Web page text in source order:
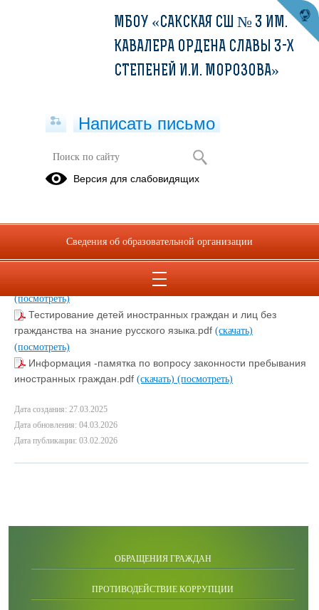
Памятки по приему в школу
иностранных граждан и лиц без
гражданства изменятся правила приема в школы.pdf
(посмотреть)
Тестирование детей иностранных граждан и лиц без
гражданства на знание русского языка.pdf (скачать)
(посмотреть)
Информация -памятка по вопросу законности пребывания
иностранных граждан.pdf (скачать) (посмотреть)
Дата создания: 27.03.2025
Дата обновления: 04.03.2026
Дата публикации: 03.02.2026
ОБРАЩЕНИЯ ГРАЖДАН
ПРОТИВОДЕЙСТВИЕ КОРРУПЦИИ
МБОУ «САКСКАЯ СШ № 3 ИМ.
КАВАЛЕРА ОРДЕНА СЛАВЫ 3-Х
СТЕПЕНЕЙ И.И. МОРОЗОВА»
Написать письмо
Версия для слабовидящих
Сведения об образовательной организации